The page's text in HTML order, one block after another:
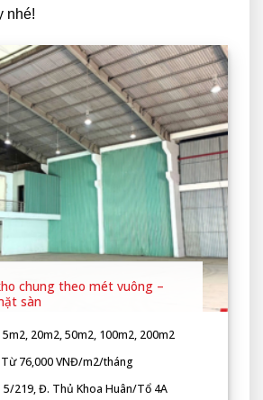
nhé!
chung theo mét vuông –
sàn
5m2, 20m2, 50m2, 100m2, 200m2
76,000 VNĐ/m2/tháng
5/219, Đ. Thủ Khoa Huân/Tổ 4A